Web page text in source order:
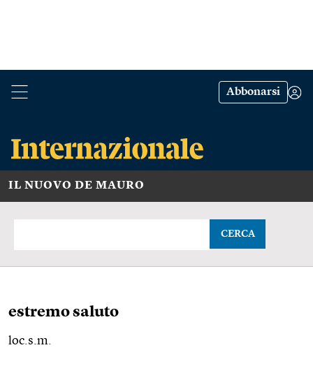
Abbonarsi
IL NUOVO DE MAURO
CERCA
estremo saluto
loc.s.m.